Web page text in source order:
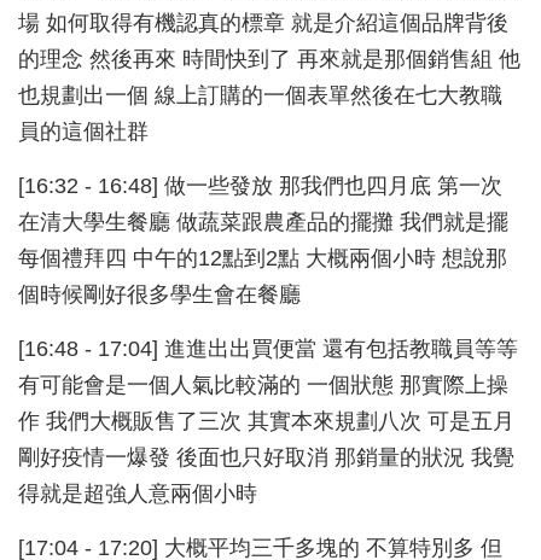
場 如何取得有機認真的標章 就是介紹這個品牌背後
的理念 然後再來 時間快到了 再來就是那個銷售組 他
也規劃出一個 線上訂購的一個表單然後在七大教職
員的這個社群
[16:32 - 16:48] 做一些發放 那我們也四月底 第一次
在清大學生餐廳 做蔬菜跟農產品的擺攤 我們就是擺
每個禮拜四 中午的12點到2點 大概兩個小時 想說那
個時候剛好很多學生會在餐廳
[16:48 - 17:04] 進進出出買便當 還有包括教職員等等
有可能會是一個人氣比較滿的 一個狀態 那實際上操
作 我們大概販售了三次 其實本來規劃八次 可是五月
剛好疫情一爆發 後面也只好取消 那銷量的狀況 我覺
得就是超強人意兩個小時
[17:04 - 17:20] 大概平均三千多塊的 不算特別多 但